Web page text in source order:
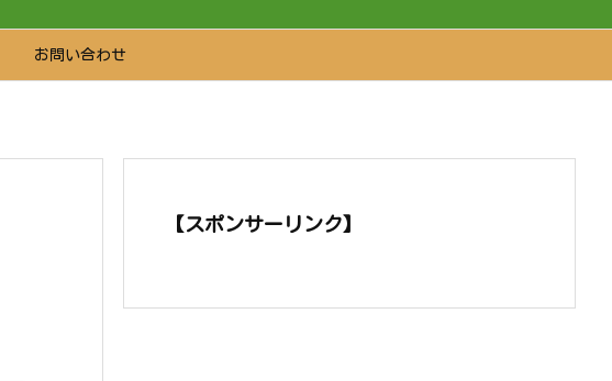
お問い合わせ
【スポンサーリンク】